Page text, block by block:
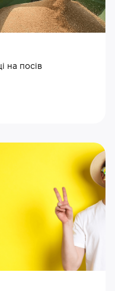
на посів